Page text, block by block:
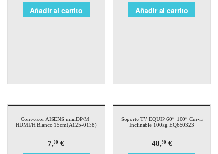
Añadir al carrito Añadir al carrito
Conversor AISENS miniDP/M-
HDMI/H Blanco 15cm(A125-0138)
7,90 €
Soporte TV EQUIP 60″-100″ Curva
Inclinable 100kg EQ650323
48,90€